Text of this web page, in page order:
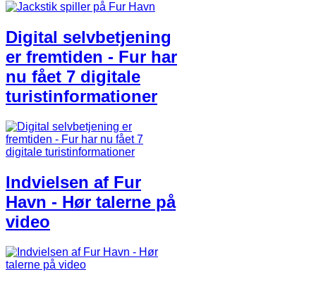
Digital selvbetjening
er fremtiden - Fur har
nu fået 7 digitale
turistinformationer
Indvielsen af Fur
Havn - Hør talerne på
video